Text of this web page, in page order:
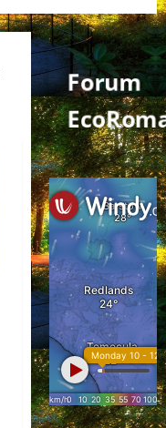
Forum